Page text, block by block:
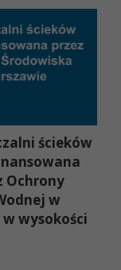
ścieków
Ochrony
w
wysokości